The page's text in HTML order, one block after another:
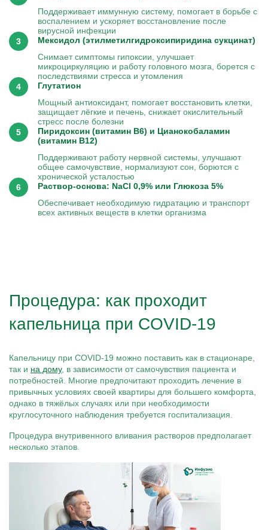
Поддерживает иммунную систему, помогает в борьбе с
воспалением и ускоряет восстановление после
вирусной инфекции
Мексидол (этилметилгидроксипиридина сукцинат)
Снимает симптомы гипоксии, улучшает
микроциркуляцию и работу головного мозга, борется с
последствиями стресса и утомления
Глутатион
Мощный антиоксидант, помогает восстановить клетки,
защищает лёгкие и печень, снижает окислительный
стресс после болезни
Пиридоксин (витамин B6) и Цианокобаламин
(витамин B12)
Поддерживают работу нервной системы, улучшают
общее самочувствие, нормализуют сон, борются с
хронической усталостью
Раствор-основа: NaCl 0,9% или Глюкоза 5%
Обеспечивает необходимую гидратацию и транспорт
всех активных веществ в клетки организма
Процедура: как проходит
капельница при COVID-19
Капельницу при COVID-19 можно поставить как в стационаре,
так и на дому, в зависимости от самочувствия пациента и
потребностей. Многие предпочитают проходить лечение в
привычных условиях своей квартиры для большего комфорта,
однако в тяжёлых случаях или при необходимости
круглосуточного наблюдения требуется госпитализация.
Процедура внутривенного вливания растворов предполагает
несколько этапов.